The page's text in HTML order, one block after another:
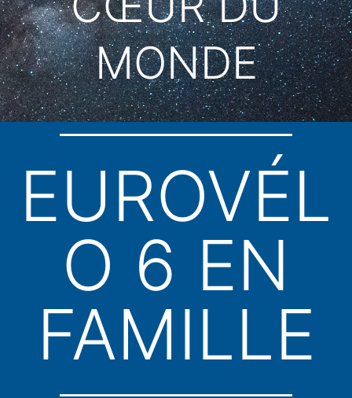
MONDE
EUROVÉL
O 6 EN
FAMILLE